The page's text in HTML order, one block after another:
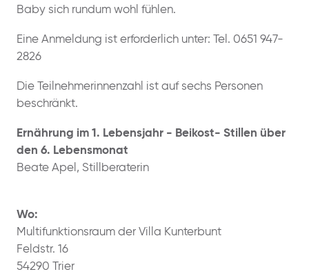
Baby sich rundum wohl fühlen.
Eine Anmeldung ist erforderlich unter: Tel. 0651 947-
2826
Die Teilnehmerinnenzahl ist auf sechs Personen
beschränkt.
Ernährung im 1. Lebensjahr - Beikost- Stillen über
den 6. Lebensmonat
Beate Apel, Stillberaterin
Wo:
Multifunktionsraum der Villa Kunterbunt
Feldstr. 16
54290 Trier